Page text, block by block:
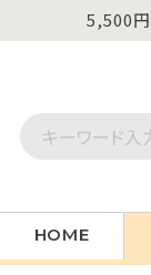
5,500円
HOME